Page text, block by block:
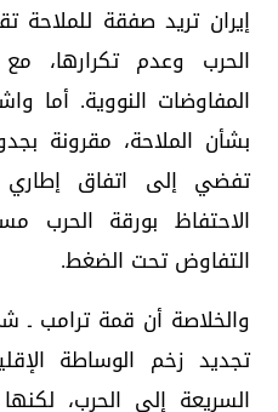
إيران تريد صفقة للملاحة
الحرب وعدم تكرارها،
المفاوضات النووية. أما
بشأن الملاحة، مقرونة
تفضي إلى اتفاق
الاحتفاظ بورقة الحرب
التفاوض تحت الضغط.
والخلاصة أن قمة ترامب
تجديد زخم الوساطة
السريعة إلى الحرب،